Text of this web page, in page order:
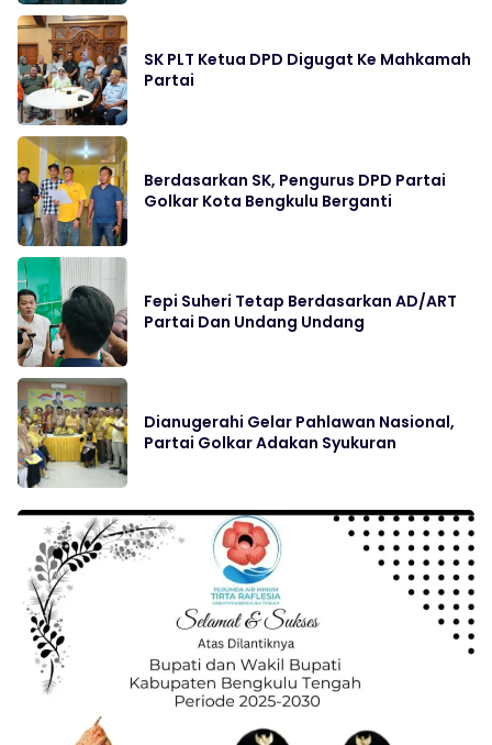
SK PLT Ketua DPD Digugat Ke Mahkamah
Partai
Berdasarkan SK, Pengurus DPD Partai
Golkar Kota Bengkulu Berganti
Fepi Suheri Tetap Berdasarkan AD/ART
Partai Dan Undang Undang
Dianugerahi Gelar Pahlawan Nasional,
Partai Golkar Adakan Syukuran